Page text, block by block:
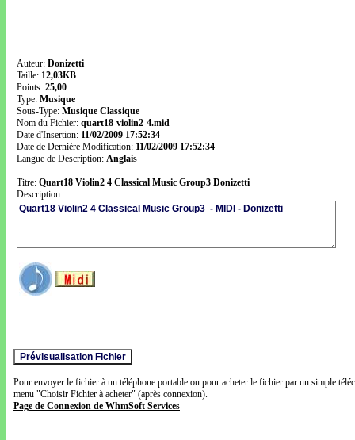
Auteur: Donizetti
Taille: 12,03KB
Points: 25,00
Type: Musique
Sous-Type: Musique Classique
Nom du Fichier: quart18-violin2-4.mid
Date d'Insertion: 11/02/2009 17:52:34
Date de Dernière Modification: 11/02/2009 17:52:34
Langue de Description: Anglais
Titre: Quart18 Violin2 4 Classical Music Group3 Donizetti
Description:
Pour envoyer le fichier à un téléphone portable ou pour acheter le fichier par un simple
menu "Choisir Fichier à acheter" (après connexion).
Page de Connexion de WhmSoft Services